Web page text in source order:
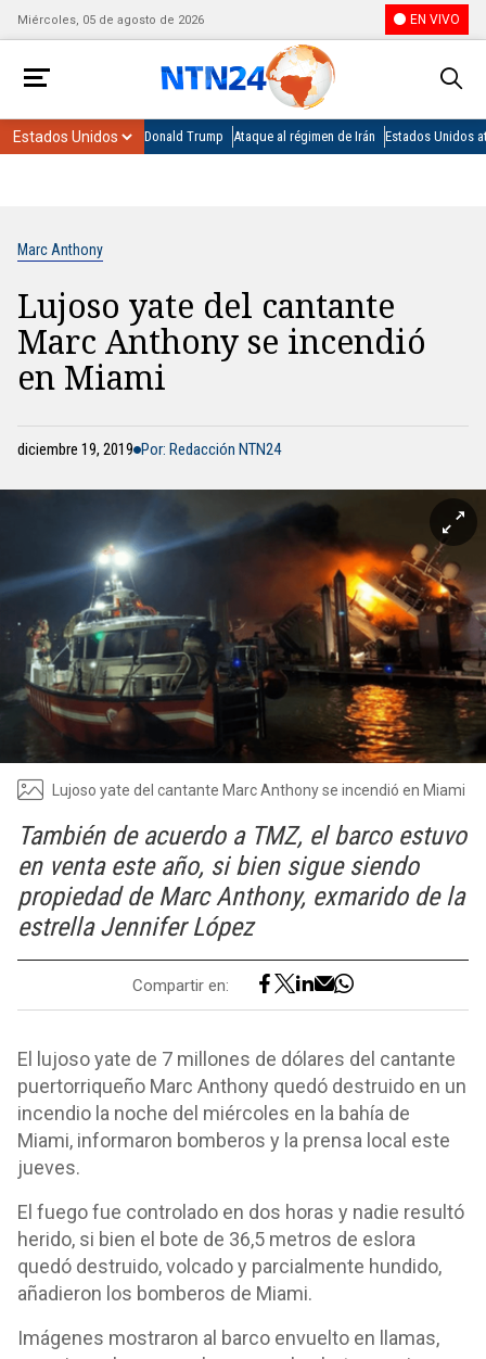
Miércoles, 05 de agosto de 2026 EN VIVO
Donald Trump Ataque al régimen de Irán Estados Unidos
Marc Anthony
Lujoso yate del cantante
Marc Anthony se incendió
en Miami
diciembre 19, 2019 Por: Redacción NTN24
Lujoso yate del cantante Marc Anthony se incendió en Miami
También de acuerdo a TMZ, el barco estuvo
en venta este año, si bien sigue siendo
propiedad de Marc Anthony, exmarido de la
estrella Jennifer López
Compartir en:
El lujoso yate de 7 millones de dólares del cantante
puertorriqueño Marc Anthony quedó destruido en un
incendio la noche del miércoles en la bahía de
Miami, informaron bomberos y la prensa local este
jueves.
El fuego fue controlado en dos horas y nadie resultó
herido, si bien el bote de 36,5 metros de eslora
quedó destruido, volcado y parcialmente hundido,
añadieron los bomberos de Miami.
Imágenes mostraron al barco envuelto en llamas,